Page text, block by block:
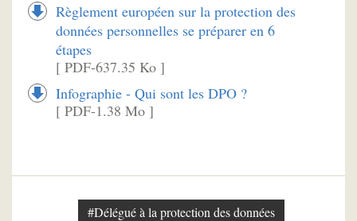
Règlement européen sur la protection des
données personnelles se préparer en 6
étapes
[ PDF-637.35 Ko ]
Infographie - Qui sont les DPO ?
[ PDF-1.38 Mo ]
#Délégué à la protection des données